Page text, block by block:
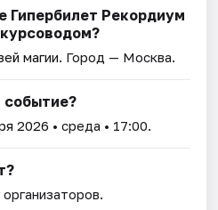
Гипербилет Рекордиум
магии. Город — Москва.
событие?
2026 • среда • 17:00.